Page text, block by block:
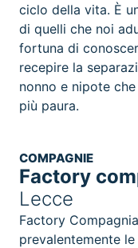
ciclo della vita. È
di quelli che noi
fortuna di
recepire la
nonno e nipote
più paura.
COMPAGNIE
Factory
Lecce
Factory
prevalentemente